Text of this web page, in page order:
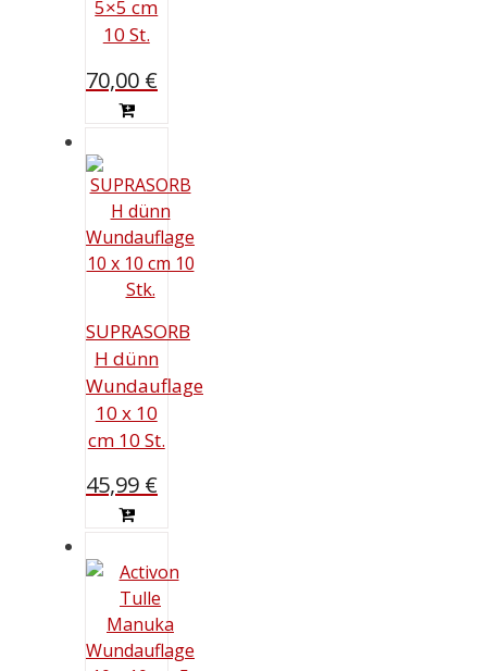
5×5 cm
10 St.
70,00 €
SUPRASORB
H dünn
Wundauflage
10 x 10
cm 10 St.
45,99 €